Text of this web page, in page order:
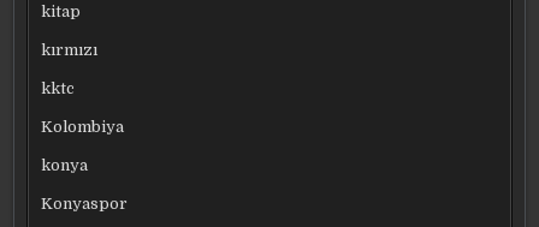
kitap
kırmızı
kktc
Kolombiya
konya
Konyaspor